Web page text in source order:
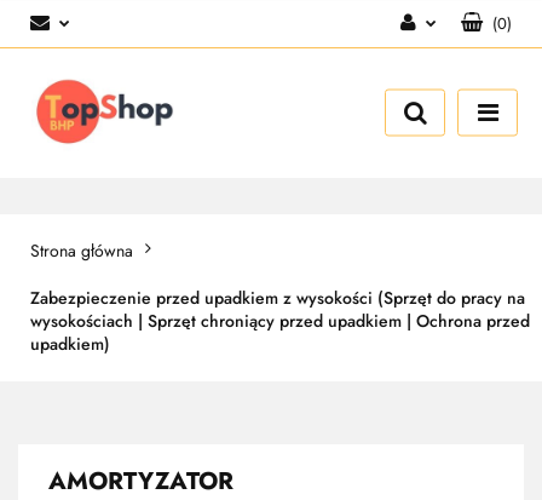
Zarejestruj się
(0)
Strona główna
Zabezpieczenie przed upadkiem z wysokości (Sprzęt do pracy na
wysokościach | Sprzęt chroniący przed upadkiem | Ochrona przed
upadkiem)
AMORTYZATOR